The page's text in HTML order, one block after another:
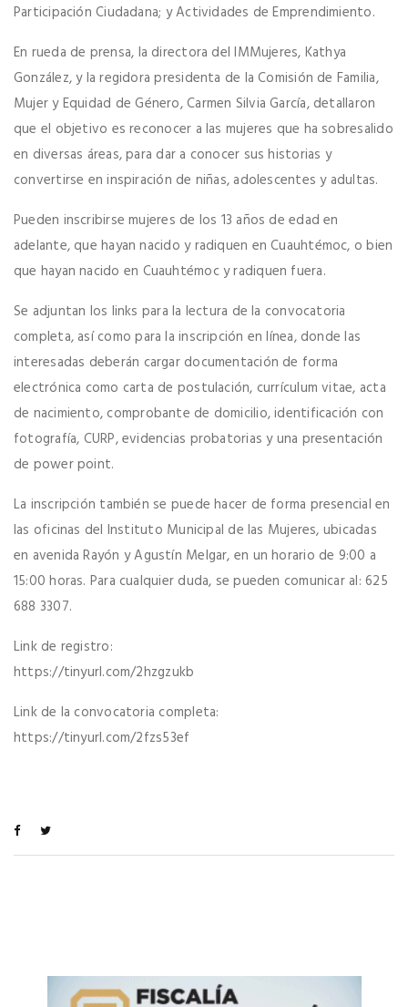
Participación Ciudadana; y Actividades de Emprendimiento.
En rueda de prensa, la directora del IMMujeres, Kathya
González, y la regidora presidenta de la Comisión de Familia,
Mujer y Equidad de Género, Carmen Silvia García, detallaron
que el objetivo es reconocer a las mujeres que ha sobresalido
en diversas áreas, para dar a conocer sus historias y
convertirse en inspiración de niñas, adolescentes y adultas.
Pueden inscribirse mujeres de los 13 años de edad en
adelante, que hayan nacido y radiquen en Cuauhtémoc, o bien
que hayan nacido en Cuauhtémoc y radiquen fuera.
Se adjuntan los links para la lectura de la convocatoria
completa, así como para la inscripción en línea, donde las
interesadas deberán cargar documentación de forma
electrónica como carta de postulación, currículum vitae, acta
de nacimiento, comprobante de domicilio, identificación con
fotografía, CURP, evidencias probatorias y una presentación
de power point.
La inscripción también se puede hacer de forma presencial en
las oficinas del Instituto Municipal de las Mujeres, ubicadas
en avenida Rayón y Agustín Melgar, en un horario de 9:00 a
15:00 horas. Para cualquier duda, se pueden comunicar al: 625
688 3307.
Link de registro:
https://tinyurl.com/2hzgzukb
Link de la convocatoria completa:
https://tinyurl.com/2fzs53ef